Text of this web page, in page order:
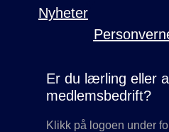
Nyheter
Er du lærling eller
medlemsbedrift?
Klikk på logoen under